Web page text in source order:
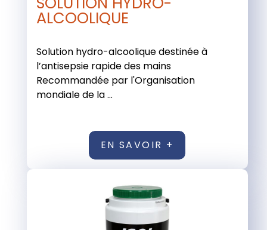
ALCOOLIQUE
Solution hydro-alcoolique destinée à
l’antisepsie rapide des mains
Recommandée par l'Organisation
mondiale de la ...
EN SAVOIR +